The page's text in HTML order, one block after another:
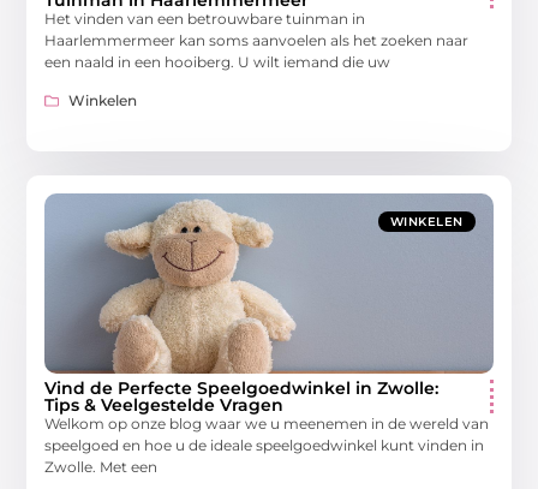
Het vinden van een betrouwbare tuinman in
Haarlemmermeer kan soms aanvoelen als het zoeken naar
een naald in een hooiberg. U wilt iemand die uw
Winkelen
WINKELEN
Vind de Perfecte Speelgoedwinkel in Zwolle:
Tips & Veelgestelde Vragen
Welkom op onze blog waar we u meenemen in de wereld van
speelgoed en hoe u de ideale speelgoedwinkel kunt vinden in
Zwolle. Met een